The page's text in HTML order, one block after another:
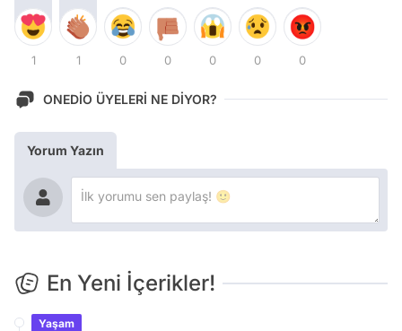
1 1 0 0 0 0 0
ONEDİO ÜYELERİ NE DİYOR?
Yorum Yazın
En Yeni İçerikler!
Yaşam